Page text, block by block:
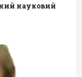
науковий